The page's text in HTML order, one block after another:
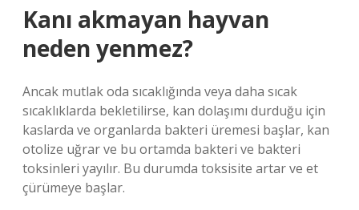
Kanı akmayan hayvan
neden yenmez?
Ancak mutlak oda sıcaklığında veya daha sıcak
sıcaklıklarda bekletilirse, kan dolaşımı durduğu için
kaslarda ve organlarda bakteri üremesi başlar, kan
otolize uğrar ve bu ortamda bakteri ve bakteri
toksinleri yayılır. Bu durumda toksisite artar ve et
çürümeye başlar.